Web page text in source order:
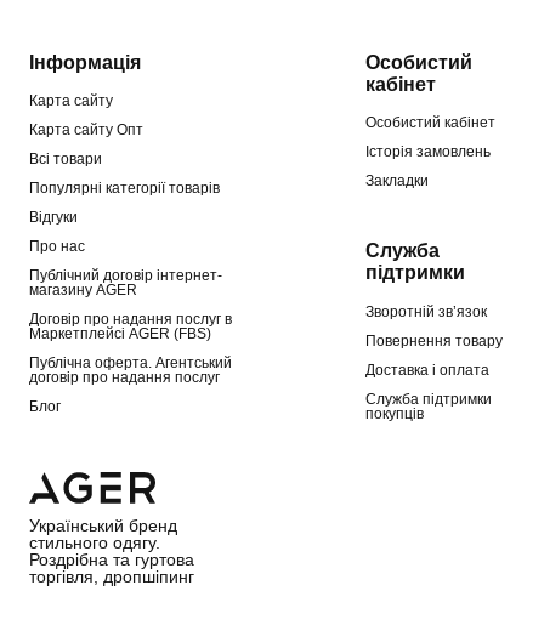
Інформація
Карта сайту
Карта сайту Опт
Всі товари
Популярні категорії товарів
Відгуки
Про нас
Публічний договір інтернет-
магазину AGER
Договір про надання послуг в
Маркетплейсі AGER (FBS)
Публічна оферта. Агентський
договір про надання послуг
Блог
Особистий
кабінет
Особистий кабінет
Історія замовлень
Закладки
Служба
підтримки
Зворотній зв’язок
Повернення товару
Доставка і оплата
Служба підтримки
покупців
Український бренд
стильного одягу.
Роздрібна та гуртова
торгівля, дропшіпинг